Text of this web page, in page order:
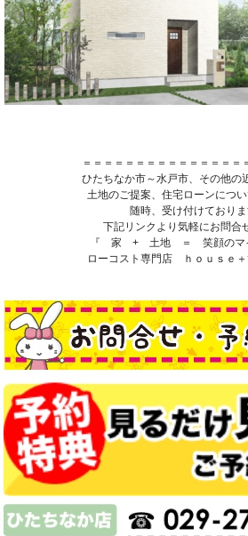
＝＝＝＝＝＝＝＝＝＝＝＝＝＝＝
ひたちなか市～水戸市、その他の
土地のご提案、住宅ローンにつ
随時、受け付けておりま
下記リンクより気軽にお問合
『 家 + 土地 ＝ 笑顔のマ
ローコスト専門店 ｈｏｕｓｅ